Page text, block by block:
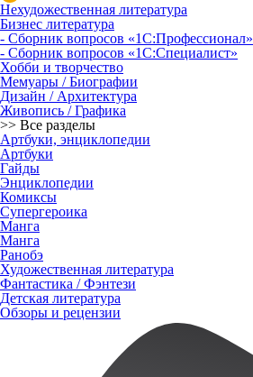
Нехудожественная литература
Бизнес литература
- Сборник вопросов «1С:Профессионал»
- Сборник вопросов «1С:Специалист»
Хобби и творчество
Мемуары / Биографии
Дизайн / Архитектура
Живопись / Графика
>> Все разделы
Артбуки, энциклопедии
Артбуки
Гайды
Энциклопедии
Комиксы
Супергероика
Манга
Манга
Ранобэ
Художественная литература
Фантастика / Фэнтези
Детская литература
Обзоры и рецензии